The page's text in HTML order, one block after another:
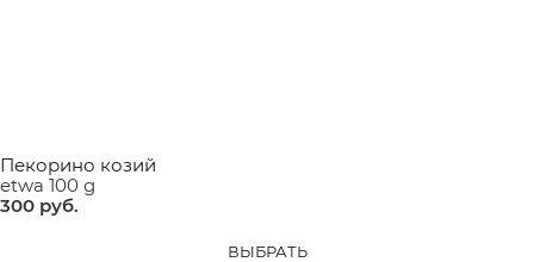
Пекорино козий
etwa 100 g
300 руб.
ВЫБРАТЬ